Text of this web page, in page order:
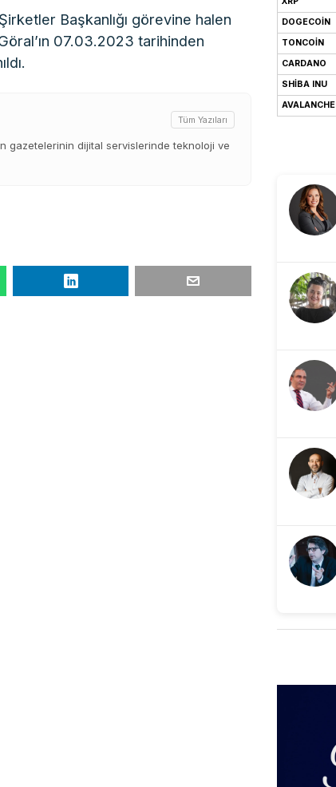
Başkanlığı görevine halen
07.03.2023 tarihinden
Tüm Yazıları
gazetelerinin dijital servislerinde teknoloji ve
DOGECOIN
TONCOIN
CARDANO
SHIBA INU
AVALANCHE